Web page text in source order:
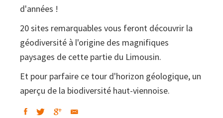
d'années !
20 sites remarquables vous feront découvrir la
géodiversité à l'origine des magnifiques
paysages de cette partie du Limousin.
Et pour parfaire ce tour d'horizon géologique, un
aperçu de la biodiversité haut-viennoise.